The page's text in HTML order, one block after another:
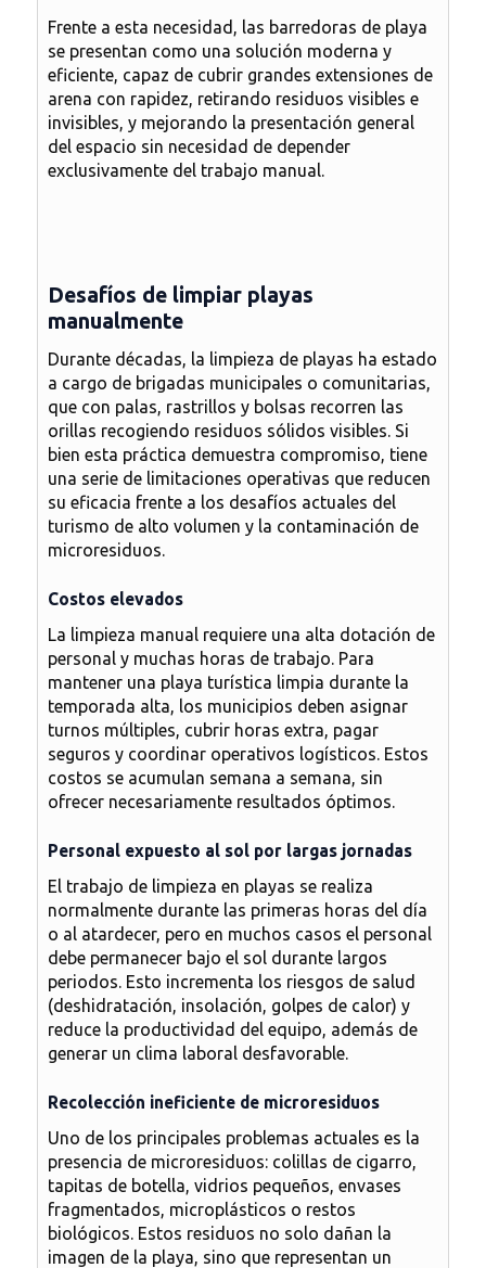
Frente a esta necesidad, las barredoras de playa
se presentan como una solución moderna y
eficiente, capaz de cubrir grandes extensiones de
arena con rapidez, retirando residuos visibles e
invisibles, y mejorando la presentación general
del espacio sin necesidad de depender
exclusivamente del trabajo manual.
Desafíos de limpiar playas
manualmente
Durante décadas, la limpieza de playas ha estado
a cargo de brigadas municipales o comunitarias,
que con palas, rastrillos y bolsas recorren las
orillas recogiendo residuos sólidos visibles. Si
bien esta práctica demuestra compromiso, tiene
una serie de limitaciones operativas que reducen
su eficacia frente a los desafíos actuales del
turismo de alto volumen y la contaminación de
microresiduos.
Costos elevados
La limpieza manual requiere una alta dotación de
personal y muchas horas de trabajo. Para
mantener una playa turística limpia durante la
temporada alta, los municipios deben asignar
turnos múltiples, cubrir horas extra, pagar
seguros y coordinar operativos logísticos. Estos
costos se acumulan semana a semana, sin
ofrecer necesariamente resultados óptimos.
Personal expuesto al sol por largas jornadas
El trabajo de limpieza en playas se realiza
normalmente durante las primeras horas del día
o al atardecer, pero en muchos casos el personal
debe permanecer bajo el sol durante largos
periodos. Esto incrementa los riesgos de salud
(deshidratación, insolación, golpes de calor) y
reduce la productividad del equipo, además de
generar un clima laboral desfavorable.
Recolección ineficiente de microresiduos
Uno de los principales problemas actuales es la
presencia de microresiduos: colillas de cigarro,
tapitas de botella, vidrios pequeños, envases
fragmentados, microplásticos o restos
biológicos. Estos residuos no solo dañan la
imagen de la playa, sino que representan un